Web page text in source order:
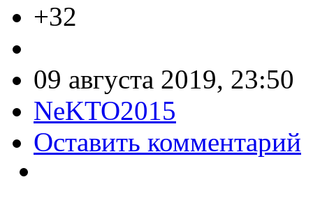
+32
09 августа 2019, 23:50
NeKTO2015
Оставить комментарий